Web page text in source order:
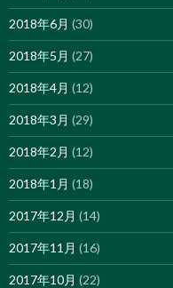
2018年6月 (30)
2018年5月 (27)
2018年4月 (12)
2018年3月 (29)
2018年2月 (12)
2018年1月 (18)
2017年12月 (14)
2017年11月 (16)
2017年10月 (22)